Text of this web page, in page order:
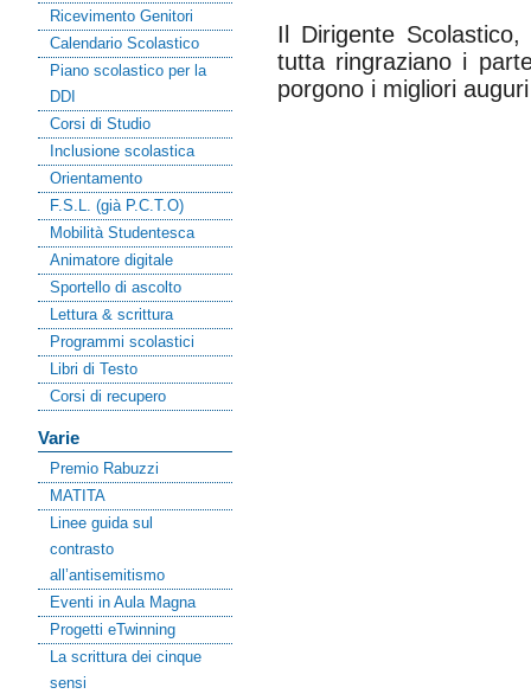
Ricevimento Genitori
Calendario Scolastico
Piano scolastico per la
DDI
Corsi di Studio
Inclusione scolastica
Orientamento
F.S.L. (già P.C.T.O)
Mobilità Studentesca
Animatore digitale
Sportello di ascolto
Lettura & scrittura
Programmi scolastici
Libri di Testo
Corsi di recupero
Varie
Premio Rabuzzi
MATITA
Linee guida sul
contrasto
all’antisemitismo
Eventi in Aula Magna
Progetti eTwinning
La scrittura dei cinque
sensi
Il Dirigente
tutta ringraziano i
porgono i migliori